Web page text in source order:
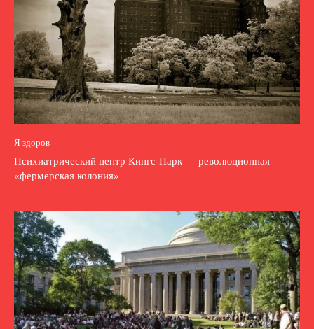
Я здоров
Психиатрический центр Кингс-Парк — революционная
«фермерская колония»